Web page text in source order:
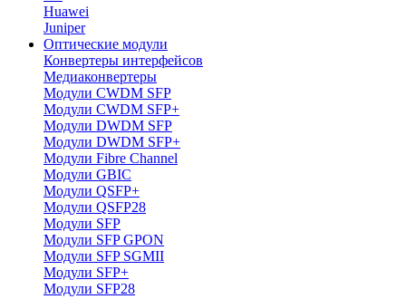
Huawei
Juniper
Оптические модули
Конвертеры интерфейсов
Медиаконвертеры
Модули CWDM SFP
Модули CWDM SFP+
Модули DWDM SFP
Модули DWDM SFP+
Модули Fibre Channel
Модули GBIC
Модули QSFP+
Модули QSFP28
Модули SFP
Модули SFP GPON
Модули SFP SGMII
Модули SFP+
Модули SFP28